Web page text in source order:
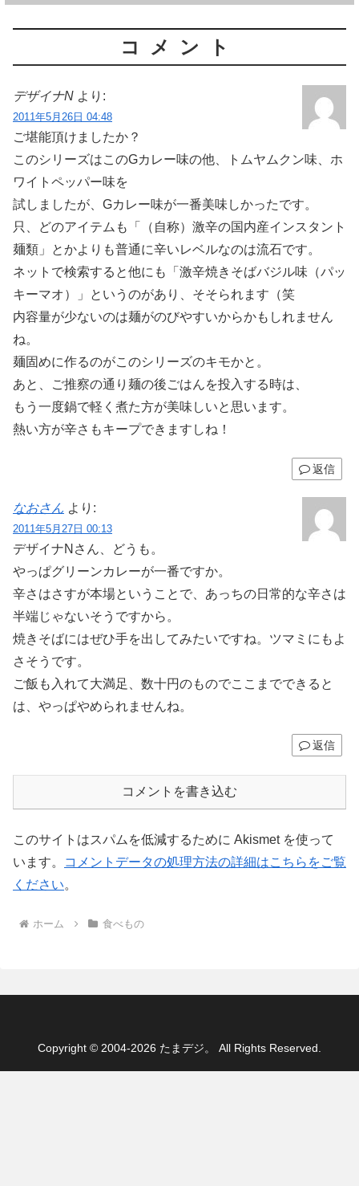
コメント
デザイナN より:
2011年5月26日 04:48
ご堪能頂けましたか？
このシリーズはこのGカレー味の他、トムヤムクン味、ホ
ワイトペッパー味を
試しましたが、Gカレー味が一番美味しかったです。
只、どのアイテムも「（自称）激辛の国内産インスタント
麺類」とかよりも普通に辛いレベルなのは流石です。
ネットで検索すると他にも「激辛焼きそばバジル味（パッ
キーマオ）」というのがあり、そそられます（笑
内容量が少ないのは麺がのびやすいからかもしれません
ね。
麺固めに作るのがこのシリーズのキモかと。
あと、ご推察の通り麺の後ごはんを投入する時は、
もう一度鍋で軽く煮た方が美味しいと思います。
熱い方が辛さもキープできますしね！
返信
なおさん より:
2011年5月27日 00:13
デザイナNさん、どうも。
やっぱグリーンカレーが一番ですか。
辛さはさすが本場ということで、あっちの日常的な辛さは
半端じゃないそうですから。
焼きそばにはぜひ手を出してみたいですね。ツマミにもよ
さそうです。
ご飯も入れて大満足、数十円のものでここまでできると
は、やっぱやめられませんね。
返信
コメントを書き込む
このサイトはスパムを低減するために Akismet を使って
います。
コメントデータの処理方法の詳細はこちらをご覧
ください。
ホーム 食べもの
Copyright © 2004-2026 たまデジ。 All Rights Reserved.